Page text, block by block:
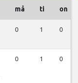
må ti on
0 1 0
0 1 0